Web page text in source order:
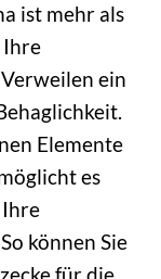
ist mehr als
Ihre
ein
Elemente
es
Ihre
können Sie